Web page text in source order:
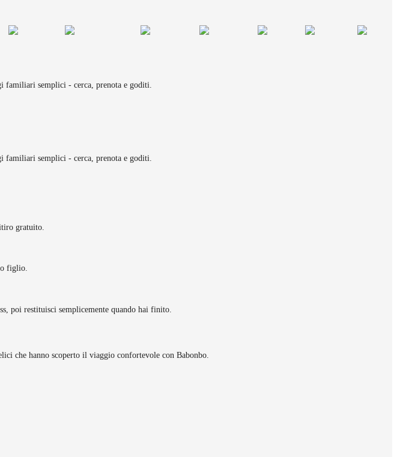
familiari semplici - cerca, prenota e goditi.
semplici - cerca, prenota e goditi.
gratuito.
figlio.
poi restituisci semplicemente quando hai finito.
che hanno scoperto il viaggio confortevole con Babonbo.